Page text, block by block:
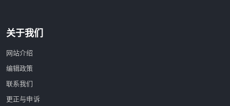
关于我们
网站介绍
编辑政策
联系我们
更正与申诉